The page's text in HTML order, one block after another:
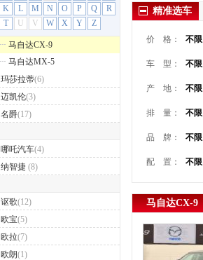
K L M N O P Q
R
T U V W X Y Z
马自达CX-5（进口）
马自达CX-7（进口）
马自达CX-9
马自达MX-5
玛莎拉蒂(6)
迈凯伦(3)
名爵(17)
哪吒汽车(4)
纳智捷 (8)
讴歌(12)
欧宝(5)
欧拉(7)
欧朗(1)
精准选车
价 格： 不限
车 型： 不限
产 地： 不限
排 量： 不限
品 牌： 不限
配 置： 不限
马自达CX-9